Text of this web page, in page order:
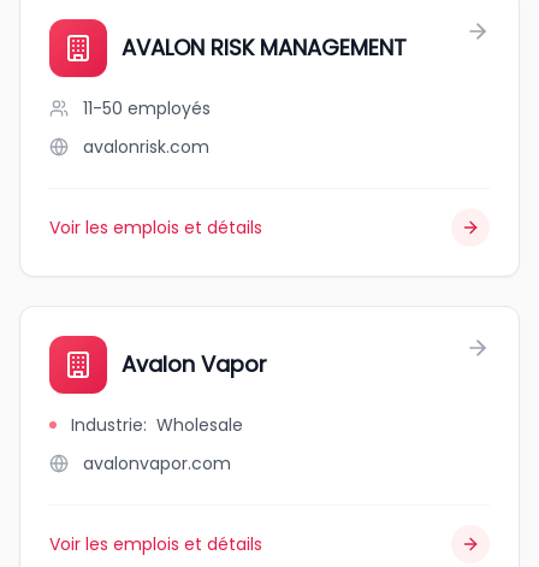
AVALON RISK MANAGEMENT
11-50 employés
avalonrisk.com
Voir les emplois et détails
Avalon Vapor
Industrie: Wholesale
avalonvapor.com
Voir les emplois et détails